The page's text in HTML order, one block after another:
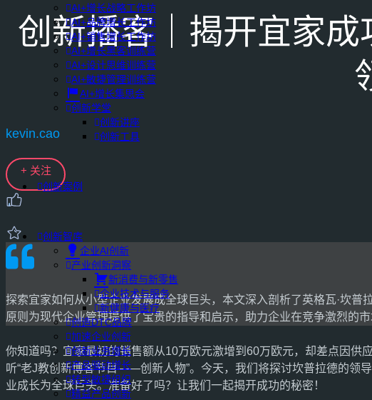
AI+增长战略工作坊
AI+品牌增长工作坊
AI+销售增长工作坊
AI+增长黑客训练营
AI+设计思维训练营
AI+敏捷管理训练营
AI+增长集思会
创新学堂
创新讲座
创新工具
创新案例
创新智库
企业AI创新
产业创新洞察
新消费与新零售
企业技术与服务
新健康与医疗
创造DTC品牌
加速企业创新
创新业务增长
产品驱动增长
转型敏捷组织
精益产品创新
创新播客｜揭开宜家
kevin.cao
+ 关注
探索宜家如何从小型企业发展成全球巨头，本文深入剖析了英格瓦·坎
原则为现代企业管理提供了宝贵的指导和启示，助力企业在竞争激烈的市
你知道吗？宜家最初的销售额从10万欧元激增到60万欧元，却差点因
听“老J教创新博客节目——创新人物”。今天，我们将探讨坎普拉德的领
业成长为全球巨头。准备好了吗？让我们一起揭开成功的秘密！